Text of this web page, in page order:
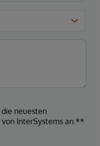
neuesten
InterSystems an.**